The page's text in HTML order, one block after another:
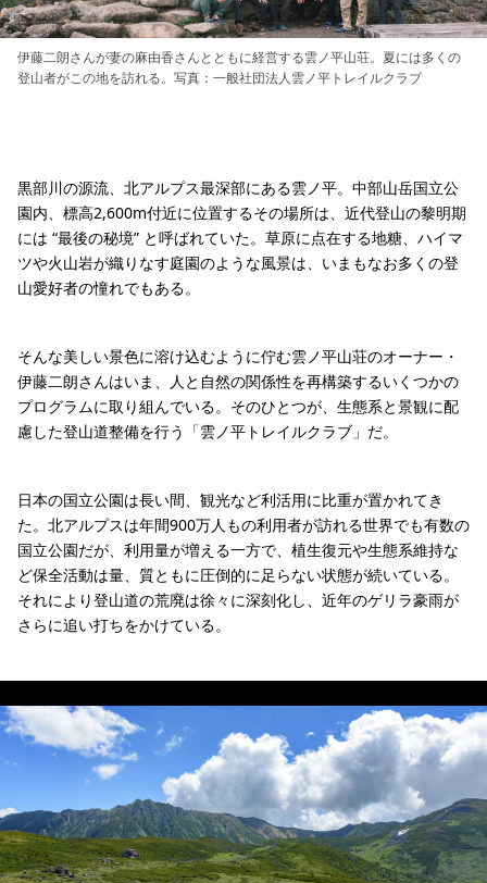
伊藤二朗さんが妻の麻由香さんとともに経営する雲ノ平山荘。夏には多くの
登山者がこの地を訪れる。写真：一般社団法人雲ノ平トレイルクラブ
黒部川の源流、北アルプス最深部にある雲ノ平。中部山岳国立公
園内、標高2,600m付近に位置するその場所は、近代登山の黎明期
には “最後の秘境” と呼ばれていた。草原に点在する地糖、ハイマ
ツや火山岩が織りなす庭園のような風景は、いまもなお多くの登
山愛好者の憧れでもある。
そんな美しい景色に溶け込むように佇む雲ノ平山荘のオーナー・
伊藤二朗さんはいま、人と自然の関係性を再構築するいくつかの
プログラムに取り組んでいる。そのひとつが、生態系と景観に配
慮した登山道整備を行う「雲ノ平トレイルクラブ」だ。
日本の国立公園は長い間、観光など利活用に比重が置かれてき
た。北アルプスは年間900万人もの利用者が訪れる世界でも有数の
国立公園だが、利用量が増える一方で、植生復元や生態系維持な
ど保全活動は量、質ともに圧倒的に足らない状態が続いている。
それにより登山道の荒廃は徐々に深刻化し、近年のゲリラ豪雨が
さらに追い打ちをかけている。
写真：檢見﨑 誠
写真：檢見﨑 誠
写真：伊藤 二朗
写真：伊藤 二朗
写真：伊藤 二朗
写真：伊藤 二朗